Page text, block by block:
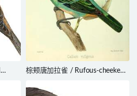
棕颊唐加拉雀 / Rufous-cheeked